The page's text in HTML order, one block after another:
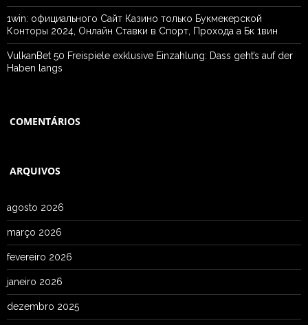
1win: официального Сайт Казино только Букмекерской
Конторы 2024, Онлайн Ставки в Спорт, Прохода а Бк 1вин
VulkanBet 50 Freispiele exklusive Einzahlung: Dass geht’s auf der
Haben langs
COMENTÁRIOS
ARQUIVOS
agosto 2026
março 2026
fevereiro 2026
janeiro 2026
dezembro 2025